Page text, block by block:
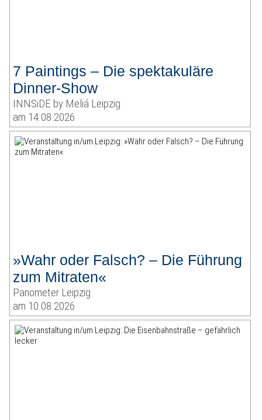
7 Paintings – Die spektakuläre
Dinner-Show
INNSiDE by Meliá Leipzig
am 14.08.2026
»Wahr oder Falsch? – Die Führung
zum Mitraten«
Panometer Leipzig
am 10.08.2026